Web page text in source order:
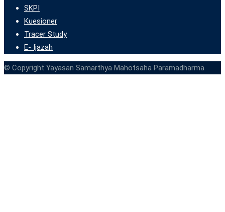
SKPI
Kuesioner
Tracer Study
E- Ijazah
© Copyright Yayasan Samarthya Mahotsaha Paramadharma